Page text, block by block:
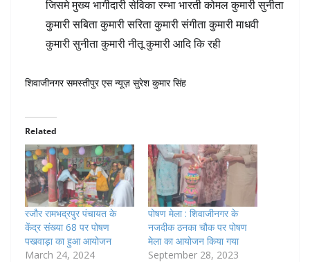
जिसमे मुख्य भागीदारी सेविका रम्भा भारती कोमल कुमारी सुनीता
कुमारी सबिता कुमारी सरिता कुमारी संगीता कुमारी माधवी
कुमारी सुनीता कुमारी नीतू कुमारी आदि कि रही
शिवाजीनगर समस्तीपुर एस न्यूज़ सुरेश कुमार सिंह
Related
रजौर रामभद्रपुर पंचायत के
केंद्र संख्या 68 पर पोषण
पखवाड़ा का हुआ आयोजन
March 24, 2024
पोषण मेला : शिवाजीनगर के
नजदीक ठनका चौक पर पोषण
मेला का आयोजन किया गया
September 28, 2023